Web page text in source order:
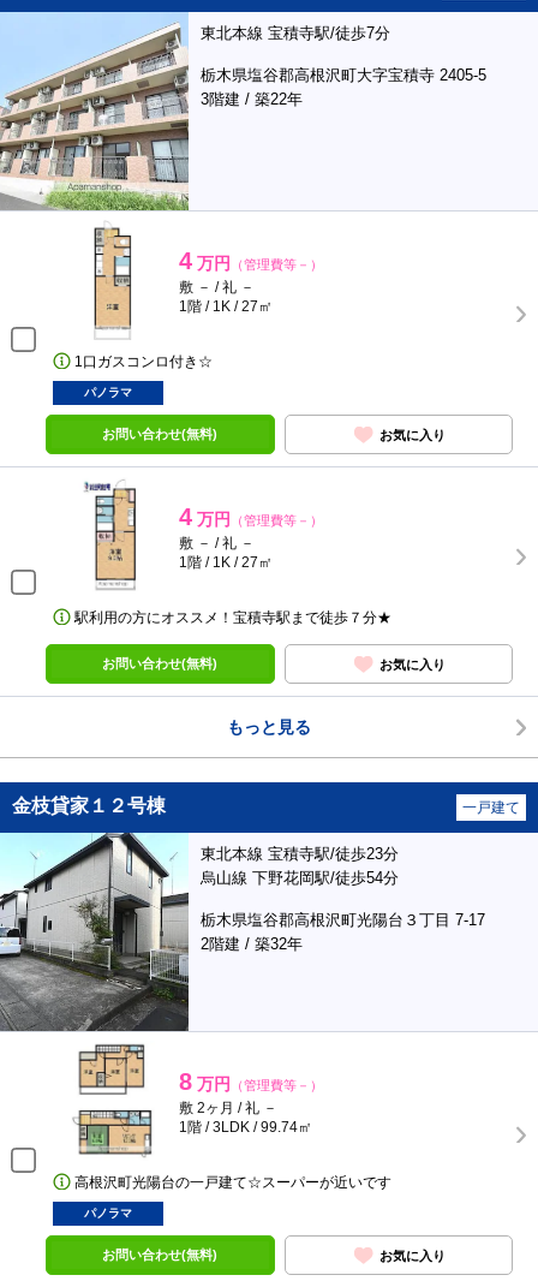
東北本線 宝積寺駅/徒歩7分
栃木県塩谷郡高根沢町大字宝積寺 2405-5
3階建 / 築22年
4 万円 （管理費等－）
敷 － / 礼 －
1階 / 1K / 27㎡
1口ガスコンロ付き☆
パノラマ
お問い合わせ(無料) お気に入り
4 万円 （管理費等－）
敷 － / 礼 －
1階 / 1K / 27㎡
駅利用の方にオススメ！宝積寺駅まで徒歩７分★
お問い合わせ(無料) お気に入り
もっと見る
金枝貸家１２号棟 一戸建て
東北本線 宝積寺駅/徒歩23分
烏山線 下野花岡駅/徒歩54分
栃木県塩谷郡高根沢町光陽台３丁目 7-17
2階建 / 築32年
8 万円 （管理費等－）
敷 2ヶ月 / 礼 －
1階 / 3LDK / 99.74㎡
高根沢町光陽台の一戸建て☆スーパーが近いです
パノラマ
お問い合わせ(無料) お気に入り